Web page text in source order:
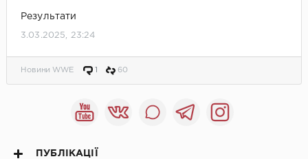
Результати
3.03.2025, 23:24
Новини WWE 1 60
ПУБЛІКАЦІЇ